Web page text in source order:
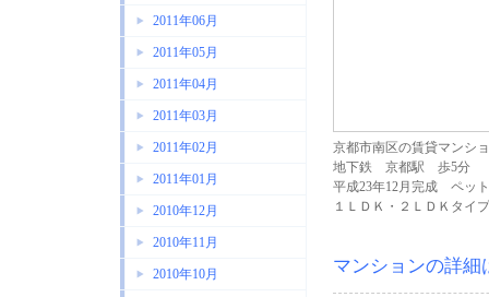
京都市南区の賃貸マンシ
地下鉄 京都駅 歩5分
平成23年12月完成 ペッ
１ＬＤＫ・２ＬＤＫタイプ
マンションの詳細
2011年06月
2011年05月
2011年04月
2011年03月
2011年02月
2011年01月
2010年12月
2010年11月
2010年10月